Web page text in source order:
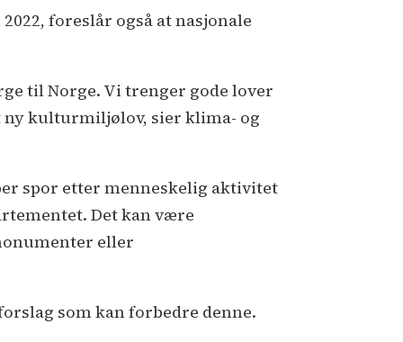
foreslår også at nasjonale
til Norge. Vi trenger gode lover
ny kulturmiljølov, sier klima- og
spor etter menneskelig aktivitet
Det kan være
eller
som kan forbedre denne.